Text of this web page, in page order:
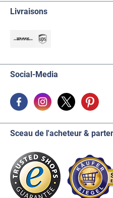
Livraisons
Social-Media
Sceau de l'acheteur &